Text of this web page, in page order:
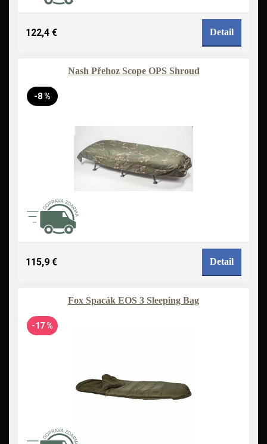
122,4 € Detail
Nash Přehoz Scope OPS Shroud
-8 %
115,9 € Detail
Fox Spacák EOS 3 Sleeping Bag
-17 %